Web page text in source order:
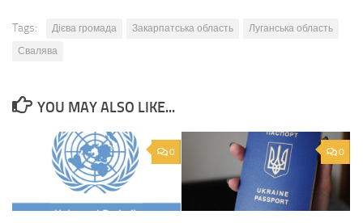
Tags: Дієва громада Закарпатська область
Луганська область
Свалява
YOU MAY ALSO LIKE...
0 0